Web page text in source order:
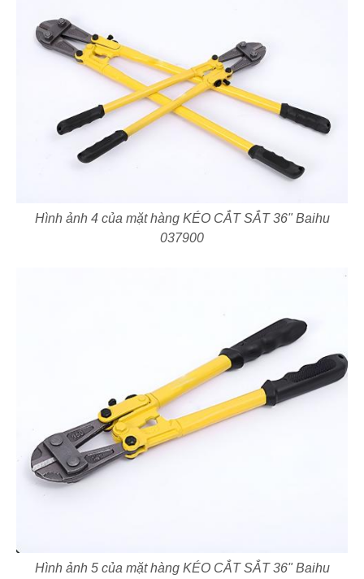
Hình ảnh 4 của mặt hàng KÉO CẮT SẮT 36" Baihu
037900
Hình ảnh 5 của mặt hàng KÉO CẮT SẮT 36" Baihu